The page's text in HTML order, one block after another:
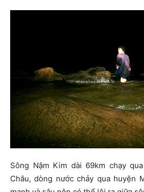
Sông Nậm Kim dài 69km chạy
Châu, dòng nước chảy qua huyện